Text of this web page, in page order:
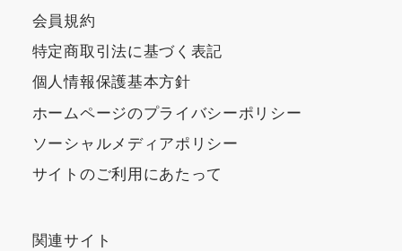
会員規約
特定商取引法に基づく表記
個人情報保護基本方針
ホームページのプライバシーポリシー
ソーシャルメディアポリシー
サイトのご利用にあたって
関連サイト